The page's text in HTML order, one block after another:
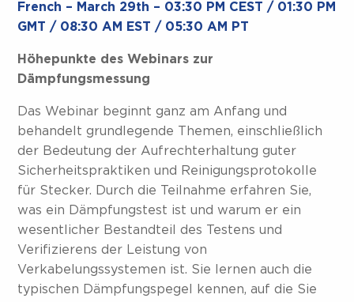
French – March 29th – 03:30 PM CEST / 01:30 PM
GMT / 08:30 AM EST / 05:30 AM PT
Höhepunkte des Webinars zur
Dämpfungsmessung
Das Webinar beginnt ganz am Anfang und
behandelt grundlegende Themen, einschließlich
der Bedeutung der Aufrechterhaltung guter
Sicherheitspraktiken und Reinigungsprotokolle
für Stecker. Durch die Teilnahme erfahren Sie,
was ein Dämpfungstest ist und warum er ein
wesentlicher Bestandteil des Testens und
Verifizierens der Leistung von
Verkabelungssystemen ist. Sie lernen auch die
typischen Dämpfungspegel kennen, auf die Sie